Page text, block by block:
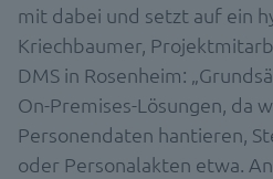
mit dabei und setzt auf ein
Kriechbaumer,
DMS in Rosenheim:
On-Premises-Lösungen, da
Personendaten hantieren,
oder Personalakten etwa.